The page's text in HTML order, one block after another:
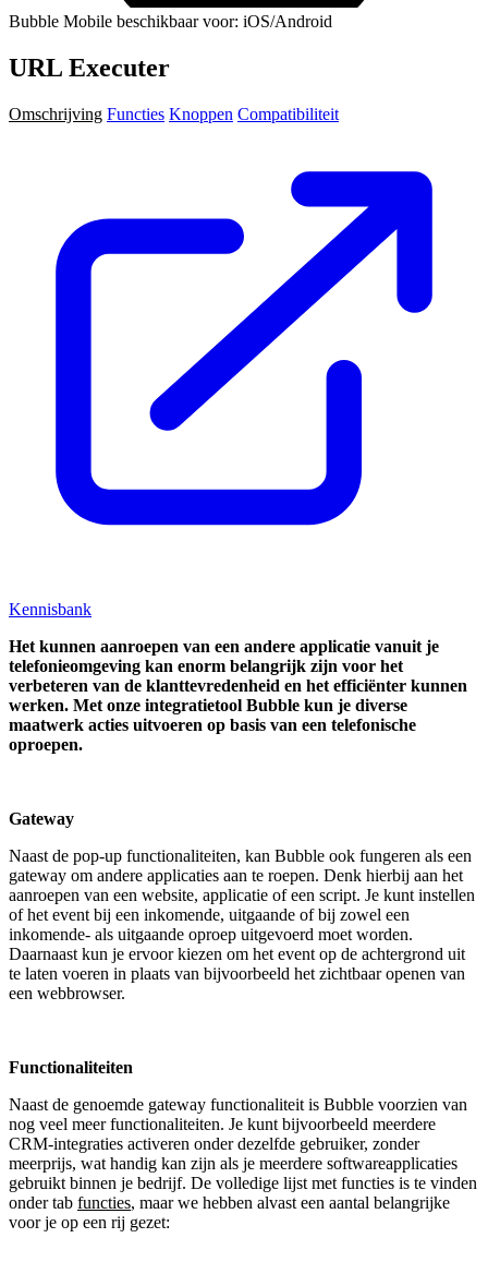
Bubble Mobile beschikbaar voor: iOS/Android
URL Executer
Omschrijving Functies Knoppen Compatibiliteit
Kennisbank
Het kunnen aanroepen van een andere applicatie vanuit je
telefonieomgeving kan enorm belangrijk zijn voor het
verbeteren van de klanttevredenheid en het efficiënter kunnen
werken. Met onze integratietool Bubble kun je diverse
maatwerk acties uitvoeren op basis van een telefonische
oproepen.
Gateway
Naast de pop-up functionaliteiten, kan Bubble ook fungeren als een
gateway om andere applicaties aan te roepen. Denk hierbij aan het
aanroepen van een website, applicatie of een script. Je kunt instellen
of het event bij een inkomende, uitgaande of bij zowel een
inkomende- als uitgaande oproep uitgevoerd moet worden.
Daarnaast kun je ervoor kiezen om het event op de achtergrond uit
te laten voeren in plaats van bijvoorbeeld het zichtbaar openen van
een webbrowser.
Functionaliteiten
Naast de genoemde gateway functionaliteit is Bubble voorzien van
nog veel meer functionaliteiten. Je kunt bijvoorbeeld meerdere
CRM-integraties activeren onder dezelfde gebruiker, zonder
meerprijs, wat handig kan zijn als je meerdere softwareapplicaties
gebruikt binnen je bedrijf. De volledige lijst met functies is te vinden
onder tab functies, maar we hebben alvast een aantal belangrijke
voor je op een rij gezet: